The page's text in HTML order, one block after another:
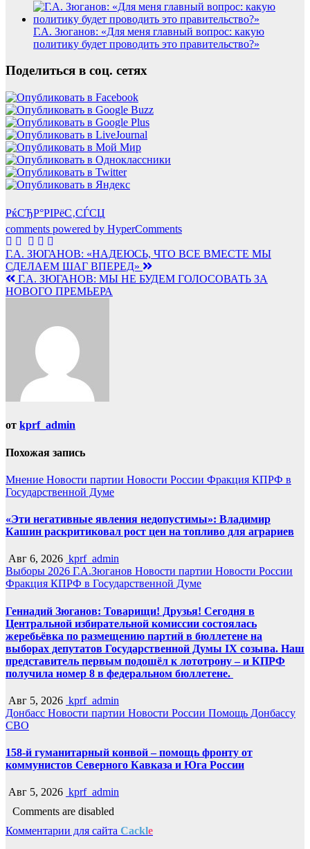
Г.А. Зюганов: «Для меня главный вопрос: какую
политику будет проводить это правительство?»
Поделиться в соц. сетях
РќСЂР°РІРёС‚СЃСЏ
comments powered by HyperComments
Навигация
по
записям
Г.А. ЗЮГАНОВ: «НАДЕЮСЬ, ЧТО ВСЕ ВМЕСТЕ МЫ
СДЕЛАЕМ ШАГ ВПЕРЕД»
Г.А. ЗЮГАНОВ: МЫ НЕ БУДЕМ ГОЛОСОВАТЬ ЗА
НОВОГО ПРЕМЬЕРА
от kprf_admin
Похожая запись
Мнение Новости партии Новости России Фракция КПРФ в
Государственной Думе
«Эти негативные явления недопустимы»: Владимир
Кашин раскритиковал рост цен на топливо для аграриев
Авг 6, 2026 kprf_admin
Выборы 2026 Г.А.Зюганов Новости партии Новости России
Фракция КПРФ в Государственной Думе
Геннадий Зюганов: Товарищи! Друзья! Сегодня в
Центральной избирательной комиссии состоялась
жеребьёвка по размещению партий в бюллетене на
выборах депутатов Государственной Думы IX созыва. Наш
представитель первым подошёл к лототрону – и КПРФ
получила номер 8 в федеральном бюллетене.
Авг 5, 2026 kprf_admin
Донбасс Новости партии Новости России Помощь Донбассу
СВО
158-й гуманитарный конвой – помощь фронту от
коммунистов Северного Кавказа и Юга России
Авг 5, 2026 kprf_admin
Comments are disabled
Комментарии для сайта Cackle